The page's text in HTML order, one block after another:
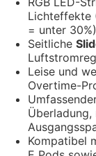
Lichteffekte
= unter 30%)
Seitliche
Leise und
Overtime-
Überladung,
Kompatibel